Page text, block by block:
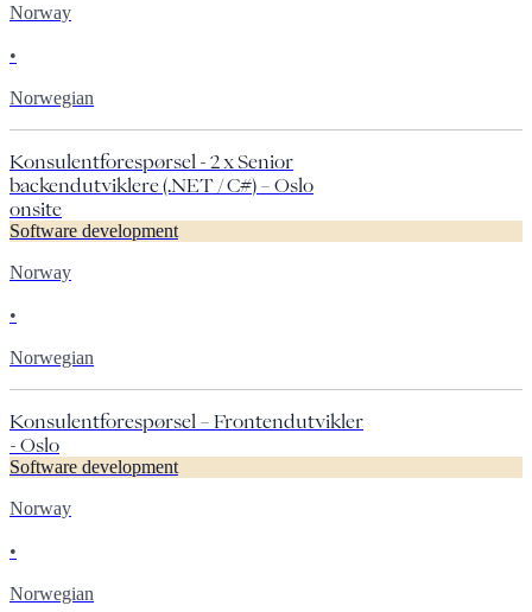
Norway
•
Norwegian
Konsulentforespørsel - 2 x Senior
backendutviklere (.NET / C#) – Oslo
onsite
Software development
Norway
•
Norwegian
Konsulentforespørsel – Frontendutvikler
- Oslo
Software development
Norway
•
Norwegian